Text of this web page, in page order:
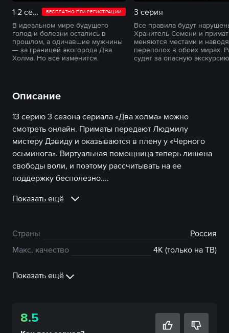
1-2 серии БЕСПЛАТНО ПРИ РЕГИСТРАЦИИ
В идеальном мире будущего
голод и болезни остались в
прошлом, а одичавшие мужчины
— за границей экогорода Два
Холма. Но все изменится.
3 серия
Все правила будут
Хранитель Семени и примат
меняются местами и
переполох в обоих мирах.
судят за опасную
Описание
13 серию 3 сезона сериала «Два холма» можно
смотреть онлайн. Приматы передают Людмилу
мистеру Дэвиду и оказываются в плену у «Черного
осьминога». Виртуальная помощница теперь лишена
свободы воли, и поэтому рассчитывать на ее
поддержку бесполезно....
Показать ещё
Страны
Россия
Макс. качество
4К (только на ТВ)
Показать ещё
8.5